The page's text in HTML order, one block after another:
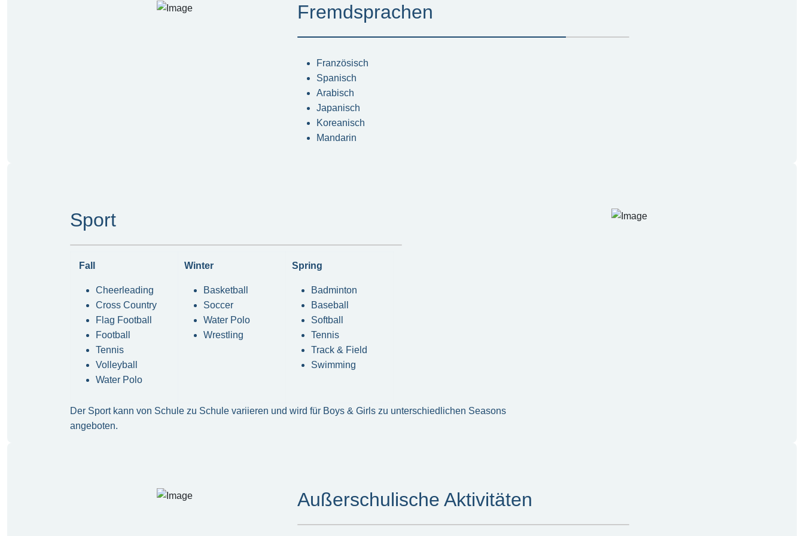
Fremdsprachen
Französisch
Spanisch
Arabisch
Japanisch
Koreanisch
Mandarin
Sport
Fall
Cheerleading
Cross Country
Flag Football
Football
Tennis
Volleyball
Water Polo
Winter
Basketball
Soccer
Water Polo
Wrestling
Spring
Badminton
Baseball
Softball
Tennis
Track & Field
Swimming
Der Sport kann von Schule zu Schule variieren und wird für Boys & Girls zu unterschiedlichen Seasons
angeboten.
Außerschulische Aktivitäten